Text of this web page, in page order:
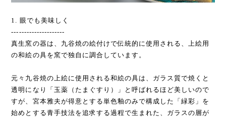
1. 眼でも美味しく
---------------------
真生窯の器は、九谷焼の絵付けで伝統的に使用される、上絵用
の和絵の具を窯で独自に調合しています。
元々九谷焼の上絵に使用される和絵の具は、ガラス質で焼くと
透明になり「玉薬（たまぐすり）」と呼ばれるほど美しいので
すが、宮本雅夫が得意とする単色釉のみで構成した「緑彩」を
始めとする青手技法を追求する過程で生まれた、ガラスの層が